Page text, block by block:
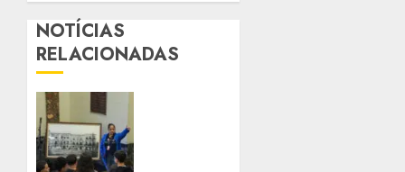
NOTÍCIAS
RELACIONADAS